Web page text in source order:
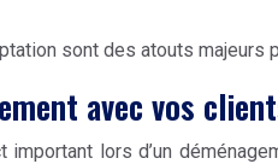
sont des atouts majeurs
avec vos
important lors d’un